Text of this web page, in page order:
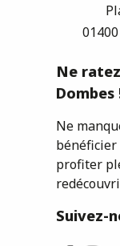
Ne
Dombes
Ne
profiter
Suivez-